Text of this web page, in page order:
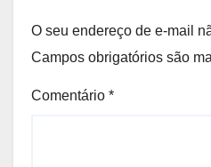
O seu endereço de e-mail
Campos obrigatórios são
Comentário *